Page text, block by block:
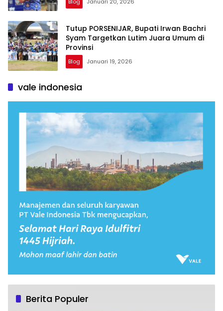
Tutup PORSENIJAR, Bupati Irwan Bachri
Syam Targetkan Lutim Juara Umum di
Provinsi
Blog Januari 19, 2026
vale indonesia
Berita Populer